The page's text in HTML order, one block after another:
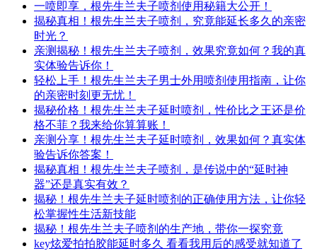
一喷即享，根先生兰夫子喷剂使用秘籍大公开！
揭秘真相！根先生兰夫子喷剂，究竟能延长多久的亲密
时光？
亲测揭秘！根先生兰夫子喷剂，效果究竟如何？我的真
实体验告诉你！
轻松上手！根先生兰夫子男士外用喷剂使用指南，让你
的亲密时刻更无忧！
揭秘价格！根先生兰夫子延时喷剂，性价比之王还是价
格不菲？我来给你算算账！
亲测分享！根先生兰夫子延时喷剂，效果如何？真实体
验告诉你答案！
揭秘真相！根先生兰夫子喷剂，是传说中的“延时神
器”还是真实有效？
揭秘！根先生兰夫子延时喷剂的正确使用方法，让你轻
松掌握性生活新技能
揭秘！根先生兰夫子喷剂的生产地，带你一探究竟
key炫爱拍拍胶能延时多久 看看我用后的感受就知道了